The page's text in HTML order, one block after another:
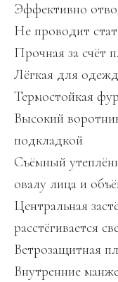
Эффективно
Не проводит
Прочная за счёт
Лёгкая для
Термостойкая
Высокий
подкладкой
Съёмный
овалу лица и
Центральная
расстёгивается
Ветрозащитная
Внутренние